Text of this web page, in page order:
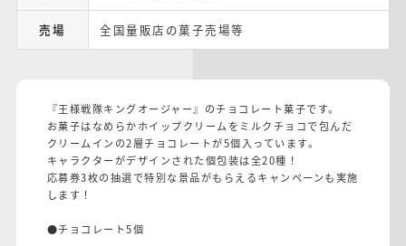
売場 全国量販店の菓子売場等
『王様戦隊キングオージャー』のチョコレート菓子です。
お菓子はなめらかホイップクリームをミルクチョコで包んだ
クリームインの2層チョコレートが5個入っています。
キャラクターがデザインされた個包装は全20種！
応募券3枚の抽選で特別な景品がもらえるキャンペーンも実施
します！
●チョコレート5個